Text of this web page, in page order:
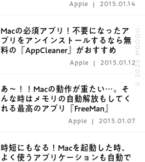
Apple 2015.01.14
Macの必須アプリ！不要になったア
プリをアンインストールするなら無
料の『AppCleaner』がおすすめ
Apple 2015.01.12
あ〜！！Macの動作が重たい…。そ
んな時はメモリの自動解放もしてく
れる最高のアプリ『FreeMan』
Apple 2015.01.07
時短にもなる！Macを起動した時、
よく使うアプリケーションも自動で
© 2026 MOOOII.